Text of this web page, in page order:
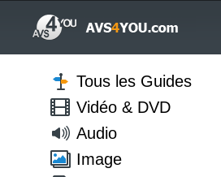
Tous les Guides
Vidéo & DVD
Audio
Image